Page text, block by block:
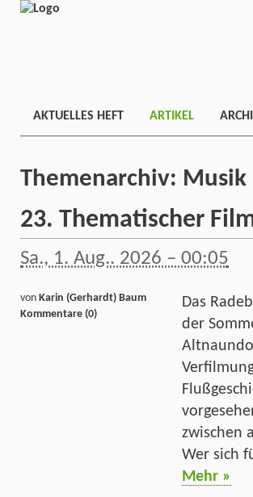
AKTUELLES HEFT ARTIKEL
Themenarchiv: Musik
23. Thematischer
Sa., 1. Aug.. 2026 – 00:05
Das
der
zwischen
Wer sich
Mehr »
von Karin (Gerhardt) Baum
Kommentare (0)